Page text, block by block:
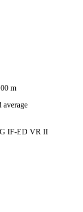
m
average
IF-ED VR II